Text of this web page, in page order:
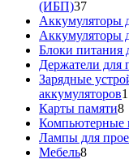
(ИБП)3737
товаров
Аккумуляторы
Блоки питания
Держатели для
Зарядные
аккумуляторов1
Карты памяти88
Лампы для
Мебель88